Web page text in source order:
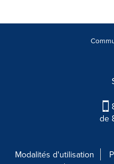
de
Modalités d'utilisation